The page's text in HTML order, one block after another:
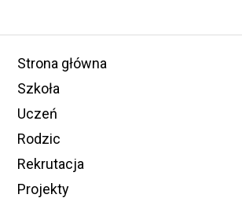
Strona główna
Szkoła
Uczeń
Rodzic
Rekrutacja
Projekty